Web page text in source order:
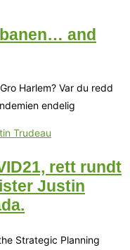
and
Harlem? Var du redd
endelig
rett rundt
Justin
Strategic Planning